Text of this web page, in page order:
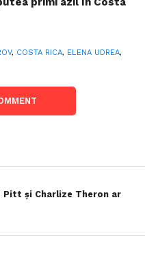
, COSTA RICA, ELENA UDREA,
Pitt și Charlize Theron ar